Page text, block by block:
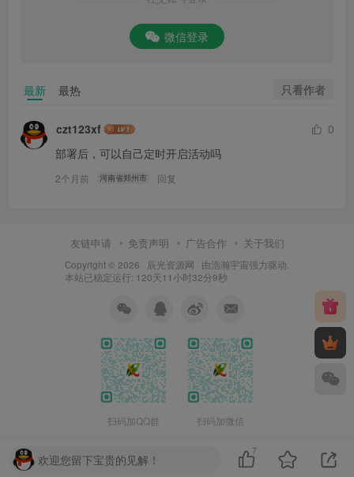
微信登录
最新 最热 只看作者
czt123xf
0
部署后，可以自己定时开启活动吗
2个月前 河南省郑州市 回复
友链申请 免责声明 广告合作 关于我们
Copyright © 2026 · 辰光资源网 · 由浩瀚宇宙强力驱动.
本站已稳定运行: 120天11小时32分10秒
扫码加QQ群 扫码加微信
欢迎您留下宝贵的见解！
7